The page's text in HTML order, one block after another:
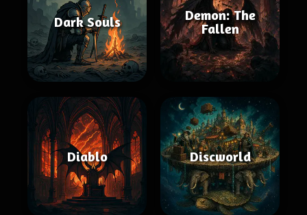
Dark Souls
Demon: The
Fallen
Diablo Discworld